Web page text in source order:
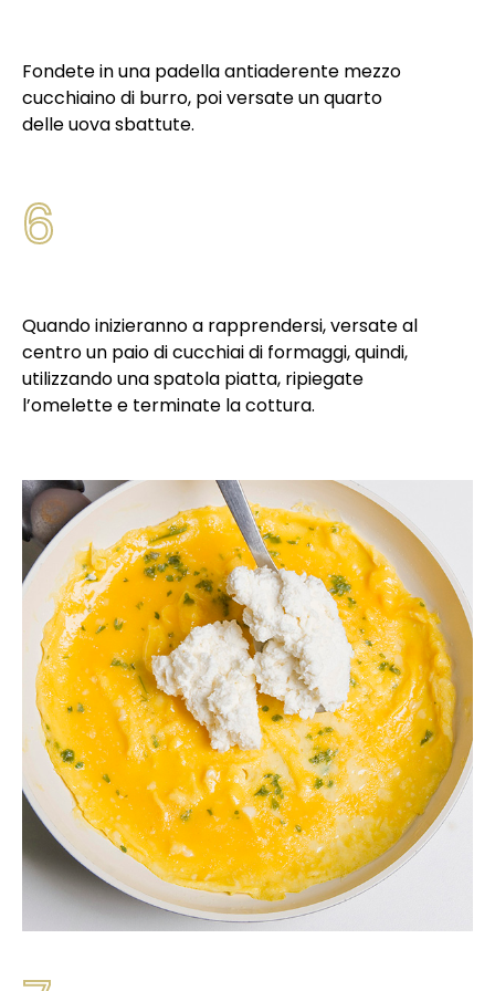
Fondete in una padella antiaderente mezzo
cucchiaino di burro, poi versate un quarto
delle uova sbattute.
6
Quando inizieranno a rapprendersi, versate al
centro un paio di cucchiai di formaggi, quindi,
utilizzando una spatola piatta, ripiegate
l’omelette e terminate la cottura.